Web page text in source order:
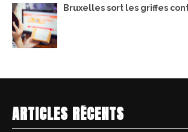
Bruxelles sort les griffes
ARTICLES RÉCENTS